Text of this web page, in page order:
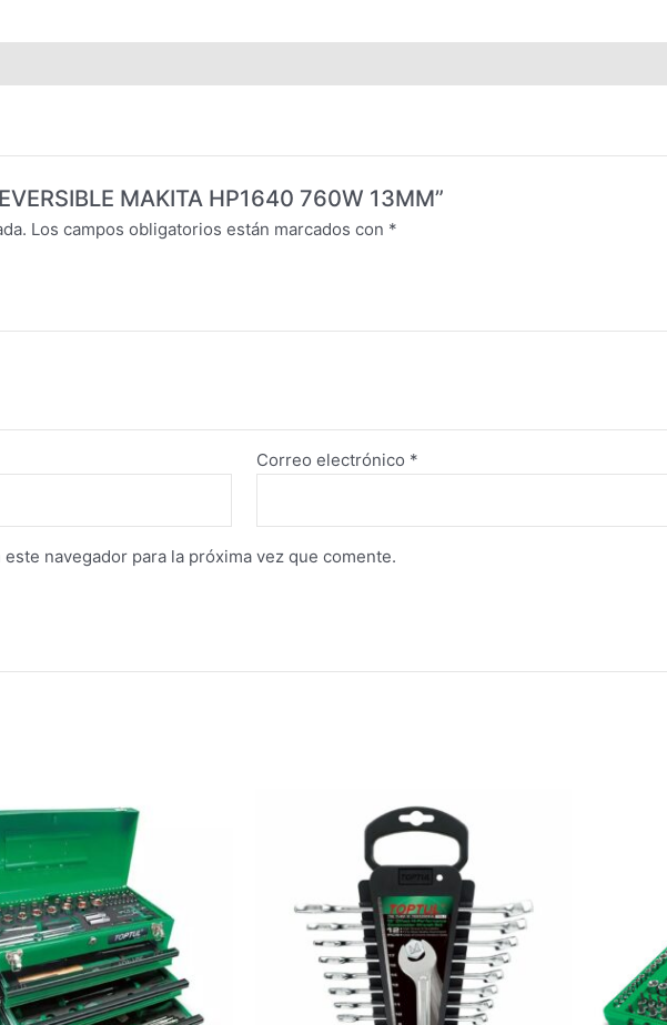
MAKITA HP1640 760W 13MM”
Los campos obligatorios están marcados con *
Correo electrónico *
navegador para la próxima vez que comente.